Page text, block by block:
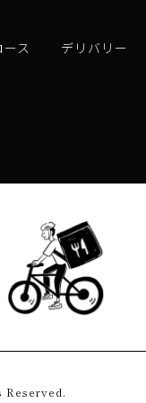
ース デリバリー
Reserved.